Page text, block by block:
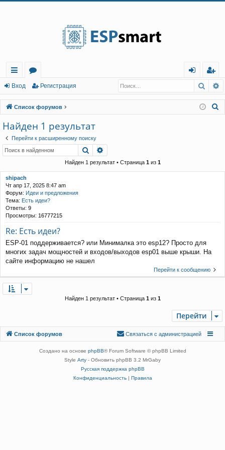
с
ы
лк
и
о
ру
м
ы
д
г
ис
тр
Вход Регистрация
Список форумов
Найден 1 результат
Перейти к расширенному поиску
Поиск
Найден 1 результат • Страница 1из 1
shipach
Чт апр 17, 2025 8:47 am
Форум: Идеи и предложения
Тема: Есть идеи?
Ответы: 9
Просмотры: 16777215
Re: Есть идеи?
ESP-01 поддерживается? или Минималка это esp12? Просто для
многих задач мощностей и входов/выходов esp01 выше крыши. На
сайте информацию не нашел
Перейти к сообщению
Найден 1 результат • Страница 1из 1
Перейти
Список форумов
Связаться с
Связаться с администрацией
Создано на основе phpBB® Forum Software © phpBB Limited
Style Arty - Обновить phpBB 3.2 MrGaby
Русская поддержка phpBB
Конфиденциальность| Правила